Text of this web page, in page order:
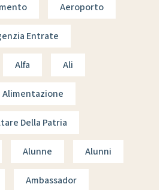
Aeroporto
Entrate
Alfa Ali
Alimentazione
Della Patria
Alunne Alunni
Ambassador